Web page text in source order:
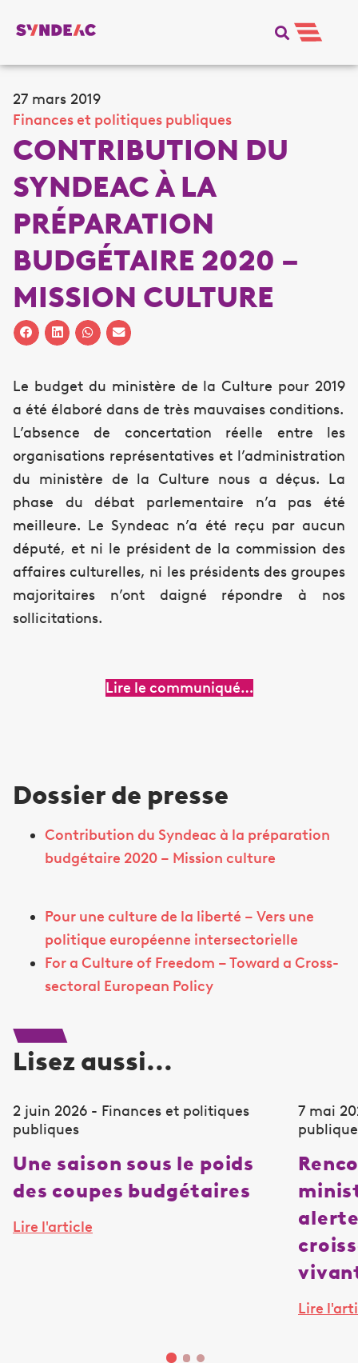
27 mars 2019
Finances et politiques publiques
CONTRIBUTION DU
SYNDEAC À LA
PRÉPARATION
BUDGÉTAIRE 2020 –
MISSION CULTURE
Le budget du ministère de la Culture pour 2019
a été élaboré dans de très mauvaises conditions.
L’absence de concertation réelle entre les
organisations représentatives et l’administration
du ministère de la Culture nous a déçus. La
phase du débat parlementaire n’a pas été
meilleure. Le Syndeac n’a été reçu par aucun
député, et ni le président de la commission des
affaires culturelles, ni les présidents des groupes
majoritaires n’ont daigné répondre à nos
sollicitations.
Lire le communiqué…
Dossier de presse
Contribution du Syndeac à la préparation
budgétaire 2020 – Mission culture
Pour une culture de la liberté – Vers une
politique européenne intersectorielle
For a Culture of Freedom – Toward a Cross-
sectoral European Policy
Lisez aussi...
2 juin 2026 - Finances et politiques
publiques
Une saison sous le poids
des coupes budgétaires
Lire l'article
7 mai
Lire